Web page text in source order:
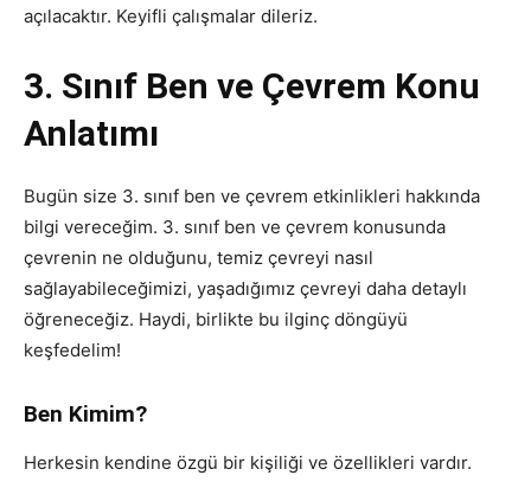
açılacaktır. Keyifli çalışmalar dileriz.
3. Sınıf Ben ve Çevrem Konu
Anlatımı
Bugün size 3. sınıf ben ve çevrem etkinlikleri hakkında
bilgi vereceğim. 3. sınıf ben ve çevrem konusunda
çevrenin ne olduğunu, temiz çevreyi nasıl
sağlayabileceğimizi, yaşadığımız çevreyi daha detaylı
öğreneceğiz. Haydi, birlikte bu ilginç döngüyü
keşfedelim!
Ben Kimim?
Herkesin kendine özgü bir kişiliği ve özellikleri vardır.